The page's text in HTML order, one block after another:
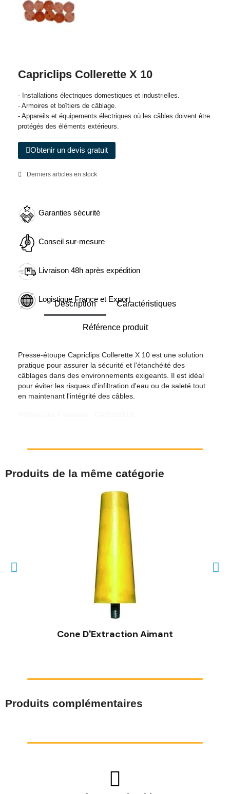
Capriclips Collerette X 10
- Installations électriques domestiques et industrielles.
- Armoires et boîtiers de câblage.
- Appareils et équipements électriques où les câbles doivent être
protégés des éléments extérieurs.
Obtenir un devis gratuit
Derniers articles en stock
Garanties sécurité
Conseil sur-mesure
Livraison 48h après expédition
Logistique France et Export
Description Caractéristiques
Référence produit
Presse-étoupe Capriclips Collerette X 10 est une solution
pratique pour assurer la sécurité et l'étanchéité des
câblages dans des environnements exigeants. Il est idéal
pour éviter les risques d'infiltration d'eau ou de saleté tout
en maintenant l'intégrité des câbles.
Produits de la même catégorie
Cone D'Extraction Aimant
Produits complémentaires